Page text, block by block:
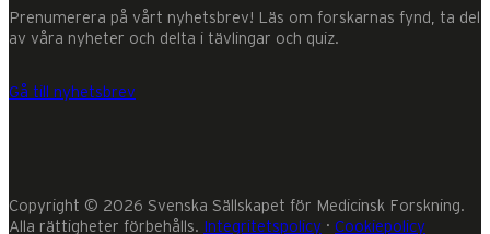
Prenumerera på vårt nyhetsbrev! Läs om forskarnas fynd, ta del
av våra nyheter och delta i tävlingar och quiz.
Gå till nyhetsbrev
Copyright © 2026 Svenska Sällskapet för Medicinsk Forskning.
Alla rättigheter förbehålls. Integritetspolicy · Cookiepolicy